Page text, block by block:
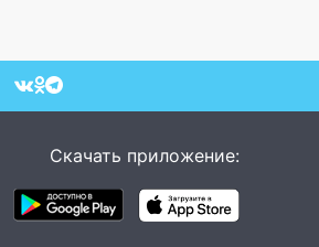
Скачать приложение: